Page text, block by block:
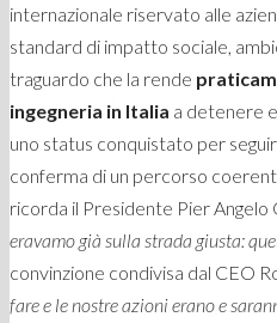
internazionale riservato alle
standard di impatto sociale,
traguardo che la rende
ingegneria in Italia a detenere
uno status conquistato per
conferma di un percorso
ricorda il Presidente Pier Angelo
eravamo già sulla strada giusta:
convinzione condivisa dal CEO
fare e le nostre azioni erano e